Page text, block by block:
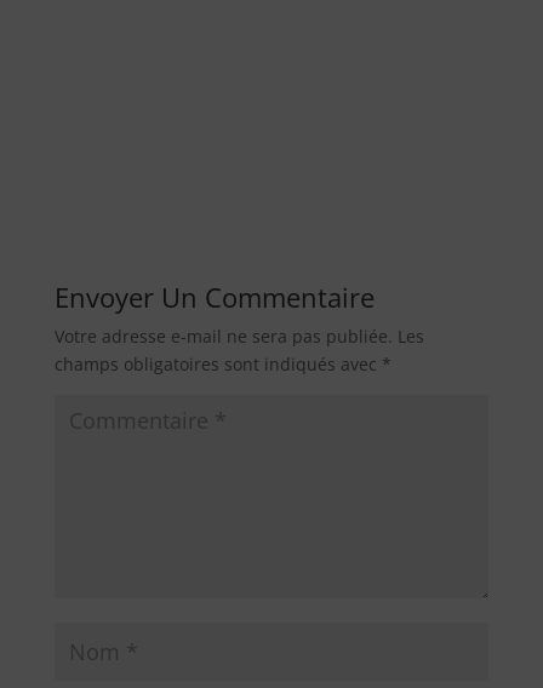
Envoyer Un Commentaire
Votre adresse e-mail ne sera pas publiée. Les
champs obligatoires sont indiqués avec *